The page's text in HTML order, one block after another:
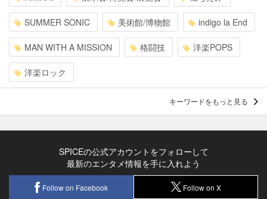
SUMMER SONIC 美術館/博物館 indigo la End
MAN WITH A MISSION 格闘技 洋楽POPS
洋楽ロック
キーワードをもっと見る
SPICEの公式アカウントをフォローして
最新のエンタメ情報を手に入れよう
Follow on Facebook Follow on X